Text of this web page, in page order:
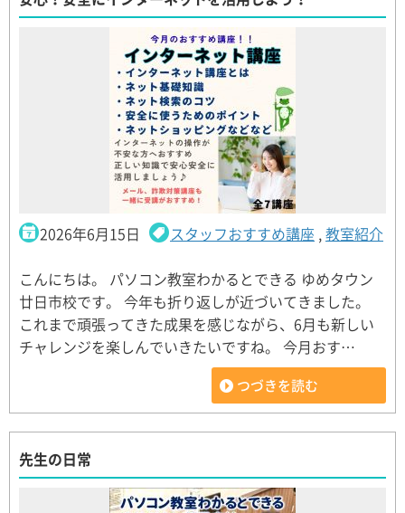
2026年6月15日 スタッフおすすめ講座 ,教室紹介
こんにちは。 パソコン教室わかるとできる ゆめタウン
廿日市校です。 今年も折り返しが近づいてきました。
これまで頑張ってきた成果を感じながら、6月も新しい
チャレンジを楽しんでいきたいですね。 今月おす…
つづきを読む
先生の日常